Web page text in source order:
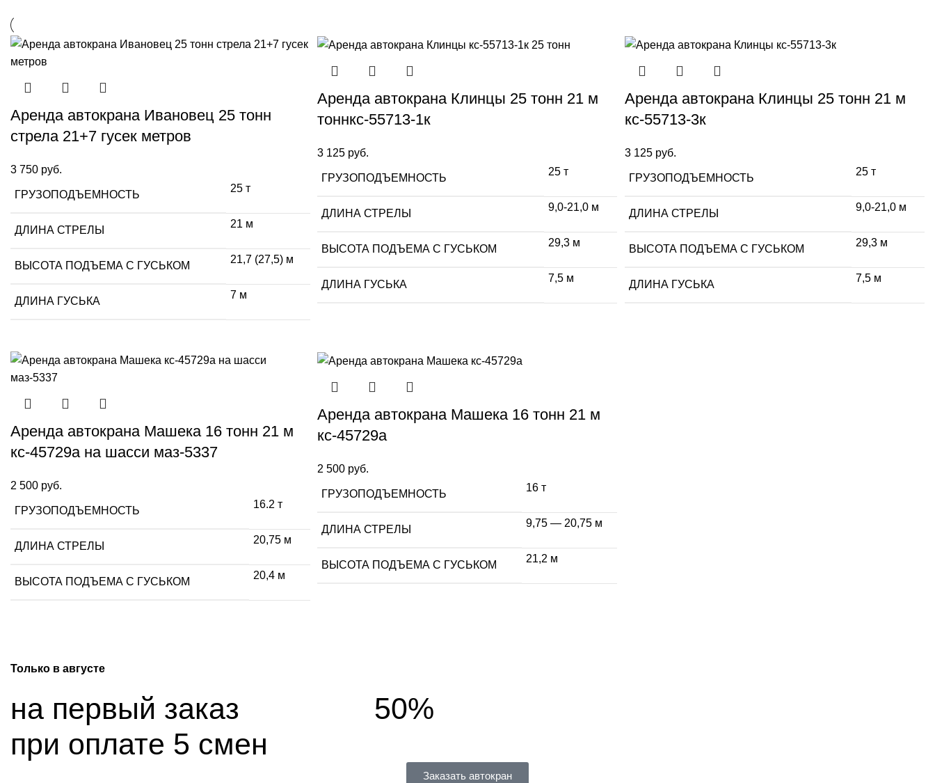
Аренда автокрана Ивановец 25 тонн
стрела 21+7 гусек метров
3 750 руб.
ГРУЗОПОДЪЕМНОСТЬ
25 т
ДЛИНА СТРЕЛЫ
21 м
ВЫСОТА ПОДЪЕМА С ГУСЬКОМ
21,7 (27,5) м
ДЛИНА ГУСЬКА
7 м
Аренда автокрана Клинцы 25 тонн 21 м
тоннкс-55713-1к
3 125 руб.
ГРУЗОПОДЪЕМНОСТЬ
25 т
ДЛИНА СТРЕЛЫ
9,0-21,0 м
ВЫСОТА ПОДЪЕМА С ГУСЬКОМ
29,3 м
ДЛИНА ГУСЬКА
7,5 м
Аренда автокрана Клинцы 25 тонн 21 м
кс-55713-3к
3 125 руб.
ГРУЗОПОДЪЕМНОСТЬ
25 т
ДЛИНА СТРЕЛЫ
9,0-21,0 м
ВЫСОТА ПОДЪЕМА С ГУСЬКОМ
29,3 м
ДЛИНА ГУСЬКА
7,5 м
Аренда автокрана Машека 16 тонн 21 м
кс-45729а на шасси маз-5337
2 500 руб.
ГРУЗОПОДЪЕМНОСТЬ
16.2 т
ДЛИНА СТРЕЛЫ
20,75 м
ВЫСОТА ПОДЪЕМА С ГУСЬКОМ
20,4 м
Аренда автокрана Машека 16 тонн 21 м
кс-45729а
2 500 руб.
ГРУЗОПОДЪЕМНОСТЬ
16 т
ДЛИНА СТРЕЛЫ
9,75 — 20,75 м
ВЫСОТА ПОДЪЕМА С ГУСЬКОМ
21,2 м
Только в августе
на первый заказ
50%
при оплате 5 смен
Заказать автокран